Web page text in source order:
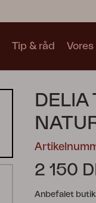
Trolly
Tip & råd
2 150
Anbefalet